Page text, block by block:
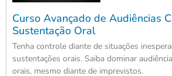
Curso Avançado de Audiências
Sustentação Oral
Tenha controle diante de situações
sustentações orais. Saiba dominar
orais, mesmo diante de imprevistos.